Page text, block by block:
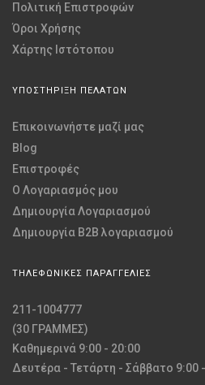
Πολιτική Επιστροφών
Όροι Χρήσης
Χάρτης Ιστότοπου
ΥΠΟΣΤΗΡΙΞΗ ΠΕΛΑΤΩΝ
Επικοινωνήστε μαζί μας
Blog
Επιστροφές
O Λογαριασμός μου
Δημιουργία Λογαριασμού
Δημιουργία B2B λογαριασμού
ΤΗΛΕΦΩΝΙΚΕΣ ΠΑΡΑΓΓΕΛΙΕΣ
211-1004777
(30 ΓΡΑΜΜΕΣ)
Καθημερινά 9:00 - 20:00
Δευτέρα - Τετάρτη - Σάββατο 9:00